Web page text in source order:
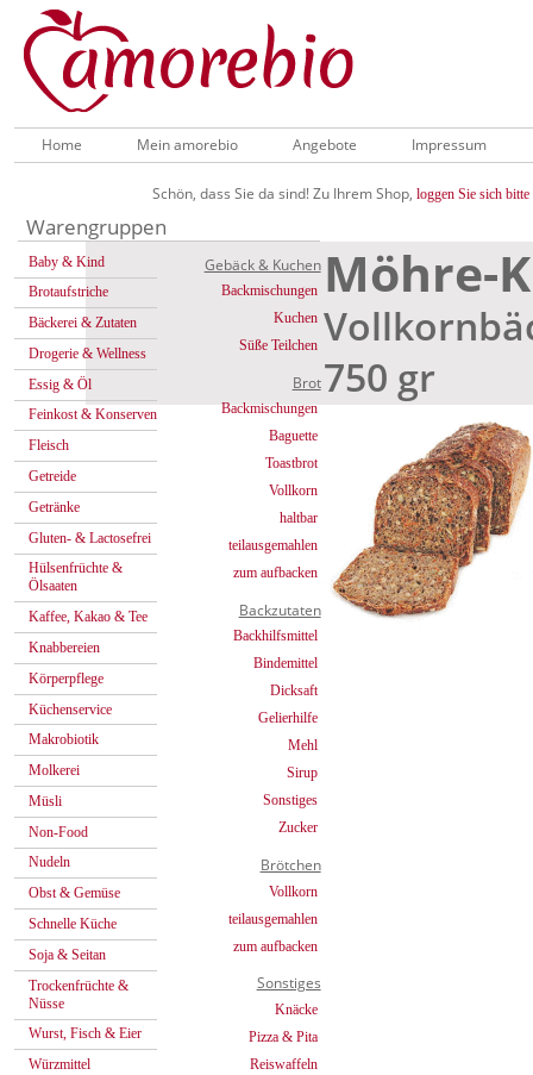
Home Mein amorebio Angebote Impressum
Schön, dass Sie da sind! Zu Ihrem Shop, loggen Sie sich bitte
Warengruppen
Baby & Kind
Brotaufstriche
Bäckerei & Zutaten
Drogerie & Wellness
Essig & Öl
Feinkost & Konserven
Fleisch
Getreide
Getränke
Gluten- & Lactosefrei
Hülsenfrüchte &
Ölsaaten
Kaffee, Kakao & Tee
Knabbereien
Körperpflege
Küchenservice
Makrobiotik
Molkerei
Müsli
Non-Food
Nudeln
Obst & Gemüse
Schnelle Küche
Soja & Seitan
Trockenfrüchte &
Nüsse
Wurst, Fisch & Eier
Würzmittel
Gebäck & Kuchen
Backmischungen
Kuchen
Süße Teilchen
Brot
Backmischungen
Baguette
Toastbrot
Vollkorn
haltbar
teilausgemahlen
zum aufbacken
Backzutaten
Backhilfsmittel
Bindemittel
Dicksaft
Gelierhilfe
Mehl
Sirup
Sonstiges
Zucker
Brötchen
Vollkorn
teilausgemahlen
zum aufbacken
Sonstiges
Knäcke
Pizza & Pita
Reiswaffeln
Möhre-
750 gr